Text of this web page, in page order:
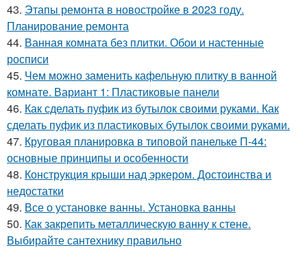
43. Этапы ремонта в новостройке в 2023 году.
Планирование ремонта
44. Ванная комната без плитки. Обои и настенные
росписи
45. Чем можно заменить кафельную плитку в ванной
комнате. Вариант 1: Пластиковые панели
46. Как сделать пуфик из бутылок своими руками. Как
сделать пуфик из пластиковых бутылок своими руками.
47. Круговая планировка в типовой панельке П-44:
основные принципы и особенности
48. Конструкция крыши над эркером. Достоинства и
недостатки
49. Все о установке ванны. Установка ванны
50. Как закрепить металлическую ванну к стене.
Выбирайте сантехнику правильно